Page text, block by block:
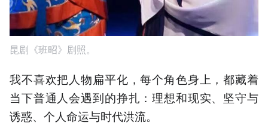
昆剧《班昭》剧照。
我不喜欢把人物扁平化，每个角色身上，都藏着
当下普通人会遇到的挣扎：理想和现实、坚守与
诱惑、个人命运与时代洪流。